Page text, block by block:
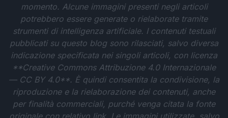
momento. Alcune immagini presenti negli articoli
potrebbero essere generate o rielaborate tramite
strumenti di intelligenza artificiale. I contenuti testuali
pubblicati su questo blog sono rilasciati, salvo diversa
indicazione specificata nei singoli articoli, con licenza
**Creative Commons Attribuzione 4.0 Internazionale
— CC BY 4.0**. È quindi consentita la condivisione, la
riproduzione e la rielaborazione dei contenuti, anche
per finalità commerciali, purché venga citata la fonte
originale con relativo link. Le immagini utilizzate, salvo